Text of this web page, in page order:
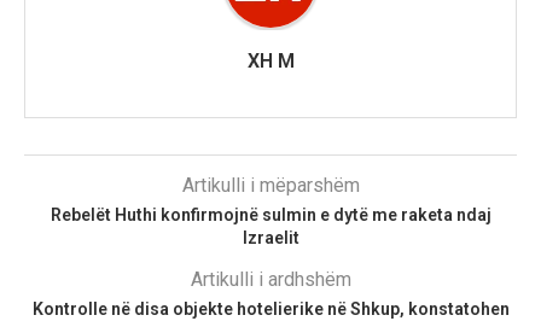
XH M
Artikulli i mëparshëm
Rebelët Huthi konfirmojnë sulmin e dytë me raketa ndaj
Izraelit
Artikulli i ardhshëm
Kontrolle në disa objekte hotelierike në Shkup, konstatohen